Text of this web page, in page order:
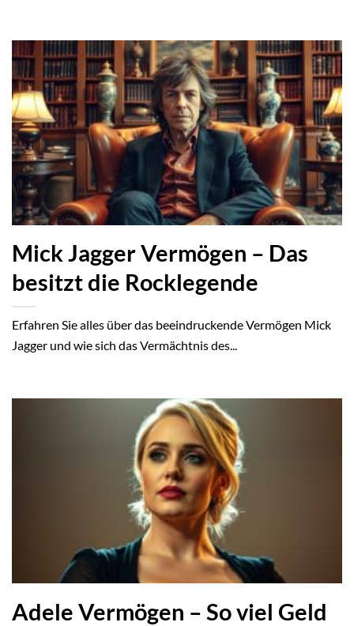
Mick Jagger Vermögen – Das
besitzt die Rocklegende
Erfahren Sie alles über das beeindruckende Vermögen Mick
Jagger und wie sich das Vermächtnis des...
Adele Vermögen – So viel Geld